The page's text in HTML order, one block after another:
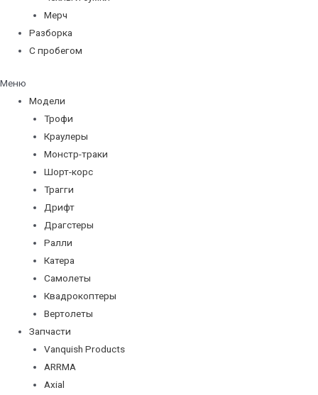
Мерч
Разборка
С пробегом
Меню
Модели
Трофи
Краулеры
Монстр-траки
Шорт-корс
Трагги
Дрифт
Драгстеры
Ралли
Катера
Самолеты
Квадрокоптеры
Вертолеты
Запчасти
Vanquish Products
ARRMA
Axial